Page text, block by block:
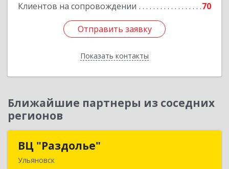
Клиентов на сопровождении 70
Отправить заявку
Показать контакты
Подробнее
Отправить заявку
Назад
Ближайшие партнеры из соседних
регионов
ВЦ "Раздолье"
Ульяновск